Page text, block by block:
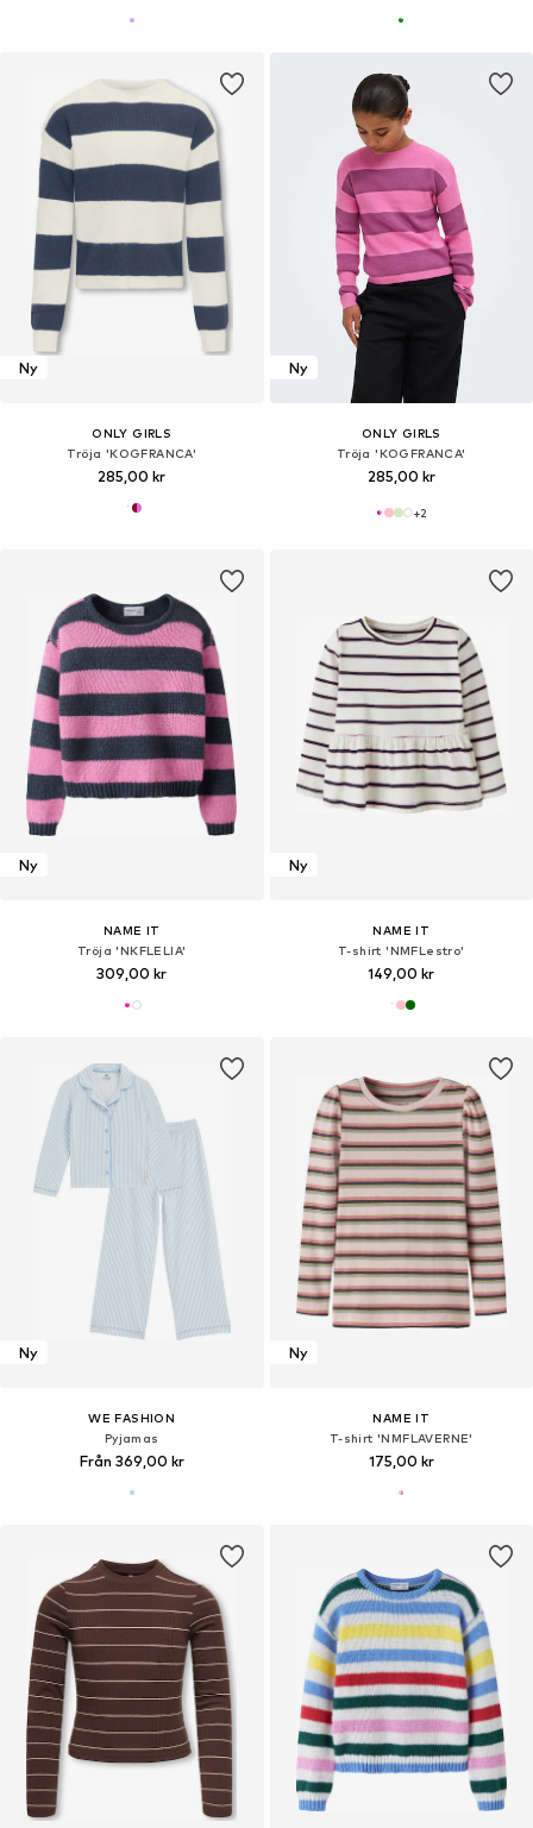
Ny
ONLY GIRLS
Tröja 'KOGFRANCA'
285,00 kr
Ny
ONLY GIRLS
Tröja 'KOGFRANCA'
285,00 kr
+2
Ny
NAME IT
Tröja 'NKFLELIA'
309,00 kr
Ny
NAME IT
T-shirt 'NMFLestro'
149,00 kr
Ny
WE FASHION
Pyjamas
Från 369,00 kr
Ny
NAME IT
T-shirt 'NMFLAVERNE'
175,00 kr